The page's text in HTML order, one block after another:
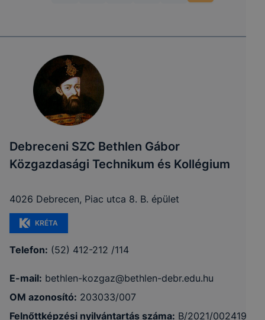
Debreceni SZC Bethlen Gábor
Közgazdasági Technikum és Kollégium
4026 Debrecen, Piac utca 8. B. épület
KRÉTA
Telefon: (52) 412-212 /114
E-mail: bethlen-kozgaz@bethlen-debr.edu.hu
OM azonosító: 203033/007
Felnőttképzési nyilvántartás száma: B/2021/002419